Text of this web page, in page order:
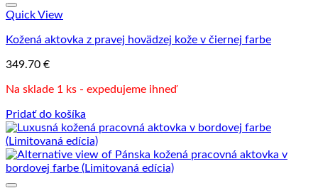
Quick View
Kožená aktovka z pravej hovädzej kože v čiernej farbe
349.70 €
Na sklade 1 ks - expedujeme ihneď
Pridať do košíka